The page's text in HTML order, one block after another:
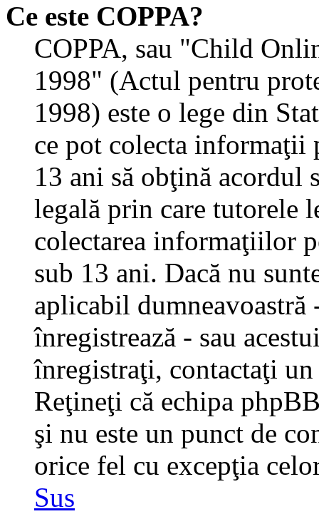
Ce este COPPA?
COPPA, sau "Child
1998" (Actul pentru
1998) este o lege din
ce pot colecta informaţii
13 ani să obţină acordul
legală prin care tutorele
colectarea informaţiilor
sub 13 ani. Dacă nu
aplicabil dumneavoastră
înregistrează - sau
înregistraţi, contactaţi
Reţineţi că echipa
şi nu este un punct de
orice fel cu excepţia
Sus